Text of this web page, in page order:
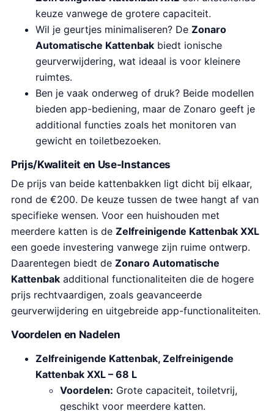
keuze vanwege de grotere capaciteit.
Wil je geurtjes minimaliseren? De Zonaro
Automatische Kattenbak biedt ionische
geurverwijdering, wat ideaal is voor kleinere
ruimtes.
Ben je vaak onderweg of druk? Beide modellen
bieden app-bediening, maar de Zonaro geeft je
additional functies zoals het monitoren van
gewicht en toiletbezoeken.
Prijs/Kwaliteit en Use-Instances
De prijs van beide kattenbakken ligt dicht bij elkaar,
rond de €200. De keuze tussen de twee hangt af van
specifieke wensen. Voor een huishouden met
meerdere katten is de Zelfreinigende Kattenbak XXL
een goede investering vanwege zijn ruime ontwerp.
Daarentegen biedt de Zonaro Automatische
Kattenbak additional functionaliteiten die de hogere
prijs rechtvaardigen, zoals geavanceerde
geurverwijdering en uitgebreide app-functionaliteiten.
Voordelen en Nadelen
Zelfreinigende Kattenbak, Zelfreinigende
Kattenbak XXL – 68 L
Voordelen: Grote capaciteit, toiletvrij,
geschikt voor meerdere katten.